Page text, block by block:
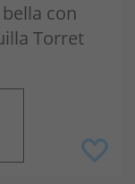
con
Torret